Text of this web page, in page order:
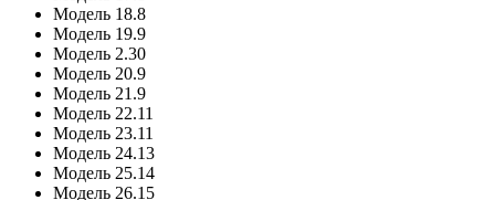
Модель 18.8
Модель 19.9
Модель 2.30
Модель 20.9
Модель 21.9
Модель 22.11
Модель 23.11
Модель 24.13
Модель 25.14
Модель 26.15